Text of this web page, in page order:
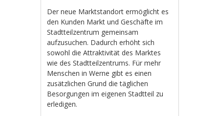
Der neue Marktstandort ermöglicht es
den Kunden Markt und Geschäfte im
Stadtteilzentrum gemeinsam
aufzusuchen. Dadurch erhöht sich
sowohl die Attraktivität des Marktes
wie des Stadtteilzentrums. Für mehr
Menschen in Werne gibt es einen
zusätzlichen Grund die täglichen
Besorgungen im eigenen Stadtteil zu
erledigen.